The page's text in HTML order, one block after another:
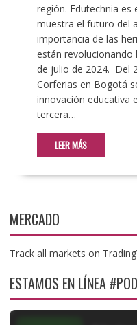
región. Edutechnia es
muestra el futuro del
importancia de las
están revolucionando
de julio de 2024. Del
Corferias en Bogotá
innovación educativa
tercera…
LEER MÁS
MERCADO
Track all markets on
ESTAMOS EN LÍNEA